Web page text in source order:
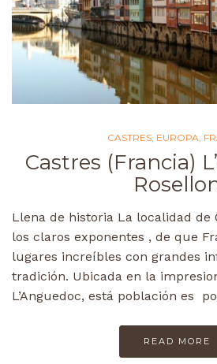
CASTRES, EUROPA
Castres (Francia)
Llena de historia La localidad de
los claros exponentes , de que
lugares increíbles con grandes
tradición. Ubicada en la
L’Anguedoc, está población es
READ MORE